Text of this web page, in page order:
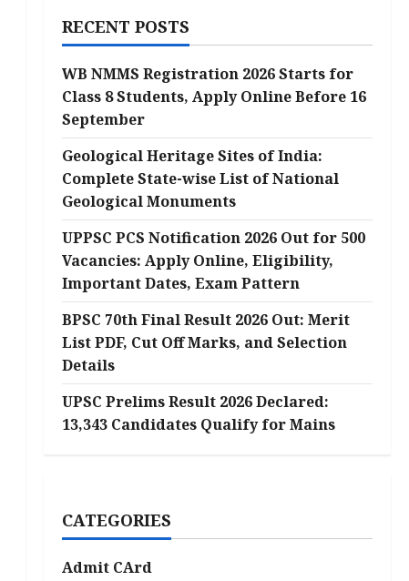
RECENT POSTS
WB NMMS Registration 2026 Starts for
Class 8 Students, Apply Online Before 16
September
Geological Heritage Sites of India:
Complete State-wise List of National
Geological Monuments
UPPSC PCS Notification 2026 Out for 500
Vacancies: Apply Online, Eligibility,
Important Dates, Exam Pattern
BPSC 70th Final Result 2026 Out: Merit
List PDF, Cut Off Marks, and Selection
Details
UPSC Prelims Result 2026 Declared:
13,343 Candidates Qualify for Mains
CATEGORIES
Admit CArd